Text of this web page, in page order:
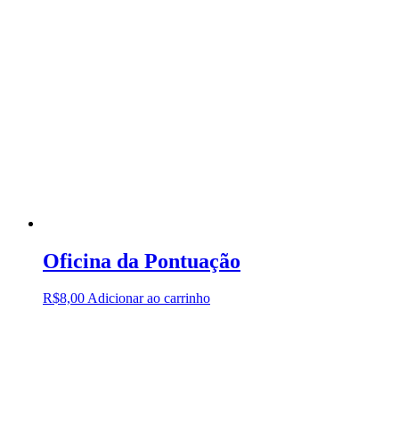
Oficina da Pontuação
R$8,00Adicionar ao carrinho